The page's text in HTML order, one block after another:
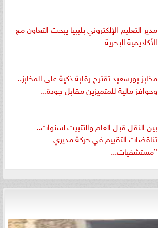
مدير التعليم الإلكتروني بليبيا يبحث التعاون مع
الأكاديمية البحرية
مخابز بورسعيد تقترح رقابة ذكية على المخابز..
وحوافز مالية للمتميزين مقابل جودة...
بين النقل قبل العام والتثبيت لسنوات..
تناقضات التقييم في حركة مديري
”مستشفيات...